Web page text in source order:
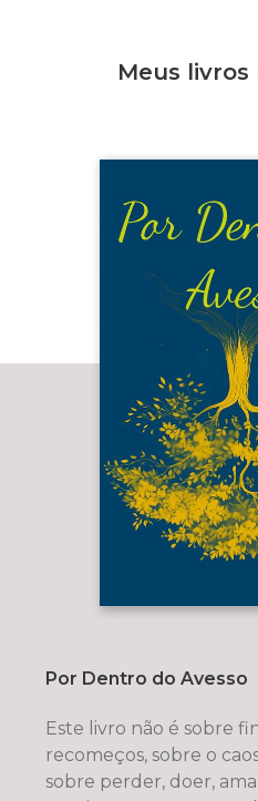
Meus livros
Por Dentro do Avesso
Este livro não é sobre
recomeços, sobre o
sobre perder, doer,